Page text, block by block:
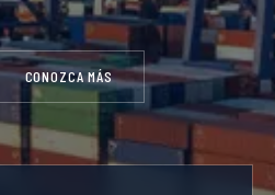
CONOZCA MÁS